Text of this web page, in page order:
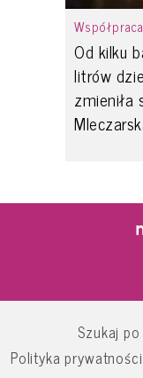
Od kilku
litrów
zmieniła
Szukaj
Polityka prywatności